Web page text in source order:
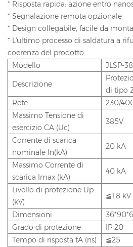
* Risposta rapida: azione entro
* Segnalazione remota opzionale
* Design collegabile, facile da
* L'ultimo processo di saldatura a
coerenza del prodotto
Modello
JLSP-
Descrizione
di tipo
Rete
230/
Massimo Tensione di
esercizio CA (Uc)
385V
Corrente di scarica
nominale In(kA)
20 kA
Massimo Corrente di
scarica Imax (kA)
40 kA
Livello di protezione Up
(kV)
≦1,8 kV
Dimensioni
Grado di protezione
IP 20
Tempo di risposta tA (ns)
≦25